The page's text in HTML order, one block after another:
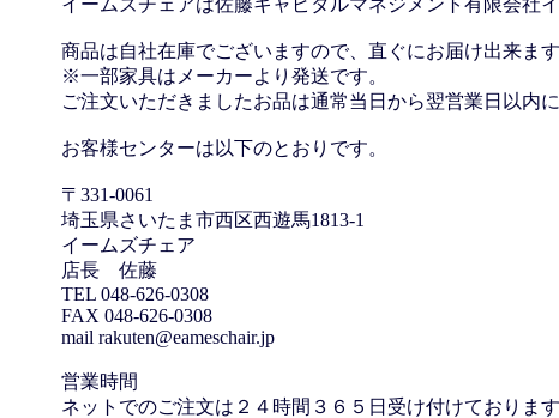
イームズチェアは佐藤キャピタルマネジメント有限会社
商品は自社在庫でございますので、直ぐにお届け出来ます
※一部家具はメーカーより発送です。
ご注文いただきましたお品は通常当日から翌営業日以内
お客様センターは以下のとおりです。
〒331-0061
埼玉県さいたま市西区西遊馬1813-1
イームズチェア
店長 佐藤
TEL 048-626-0308
FAX 048-626-0308
mail rakuten@eameschair.jp
営業時間
ネットでのご注文は２４時間３６５日受け付けております